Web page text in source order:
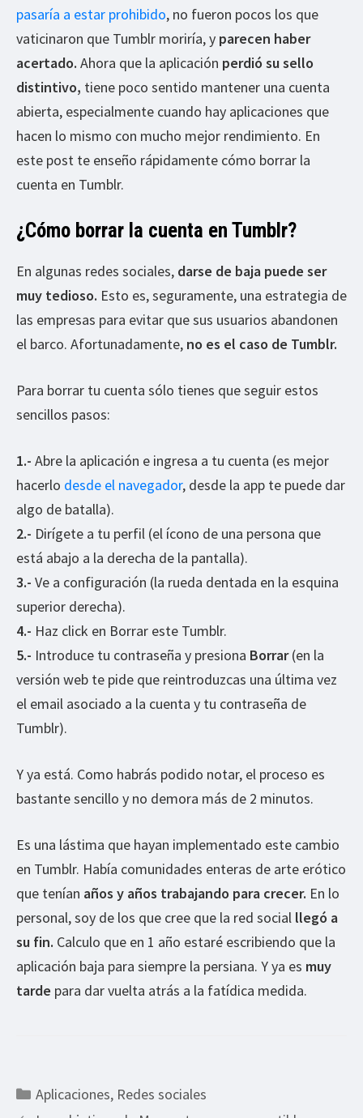
pasaría a estar prohibido, no fueron pocos los que
vaticinaron que Tumblr moriría, y parecen haber
acertado. Ahora que la aplicación perdió su sello
distintivo, tiene poco sentido mantener una cuenta
abierta, especialmente cuando hay aplicaciones que
hacen lo mismo con mucho mejor rendimiento. En
este post te enseño rápidamente cómo borrar la
cuenta en Tumblr.
¿Cómo borrar la cuenta en Tumblr?
En algunas redes sociales, darse de baja puede ser
muy tedioso. Esto es, seguramente, una estrategia de
las empresas para evitar que sus usuarios abandonen
el barco. Afortunadamente, no es el caso de Tumblr.
Para borrar tu cuenta sólo tienes que seguir estos
sencillos pasos:
1.- Abre la aplicación e ingresa a tu cuenta (es mejor
hacerlo desde el navegador, desde la app te puede dar
algo de batalla).
2.- Dirígete a tu perfil (el ícono de una persona que
está abajo a la derecha de la pantalla).
3.- Ve a configuración (la rueda dentada en la esquina
superior derecha).
4.- Haz click en Borrar este Tumblr.
5.- Introduce tu contraseña y presiona Borrar(en la
versión web te pide que reintroduzcas una última vez
el email asociado a la cuenta y tu contraseña de
Tumblr).
Y ya está. Como habrás podido notar, el proceso es
bastante sencillo y no demora más de 2 minutos.
Es una lástima que hayan implementado este cambio
en Tumblr. Había comunidades enteras de arte erótico
que tenían años y años trabajando para crecer. En lo
personal, soy de los que cree que la red social llegó a
su fin. Calculo que en 1 año estaré escribiendo que la
aplicación baja para siempre la persiana. Y ya es muy
tarde para dar vuelta atrás a la fatídica medida.
Categorías
Aplicaciones, Redes sociales